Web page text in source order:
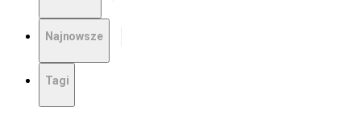
Najnowsze
Tagi